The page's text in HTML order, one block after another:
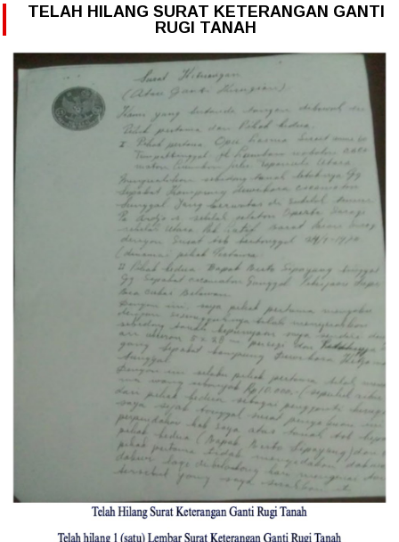
TELAH HILANG SURAT KETERANGAN GANTI
RUGI TANAH